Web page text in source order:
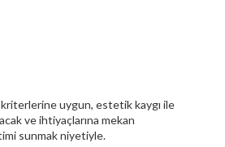
uygun, estetik kaygı ile
ve ihtiyaçlarına mekan
sunmak niyetiyle.